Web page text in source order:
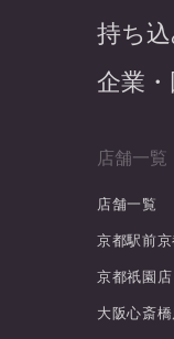
持ち
企業
店舗一覧
店舗一覧
京都駅前
京都祇園店
大阪心斎